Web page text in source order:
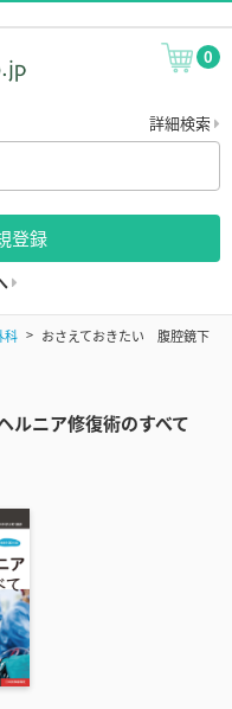
0
詳細検索
登録
科
おさえておきたい 腹腔鏡下
ニア修復術のすべて